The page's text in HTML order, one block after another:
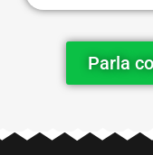
Parla